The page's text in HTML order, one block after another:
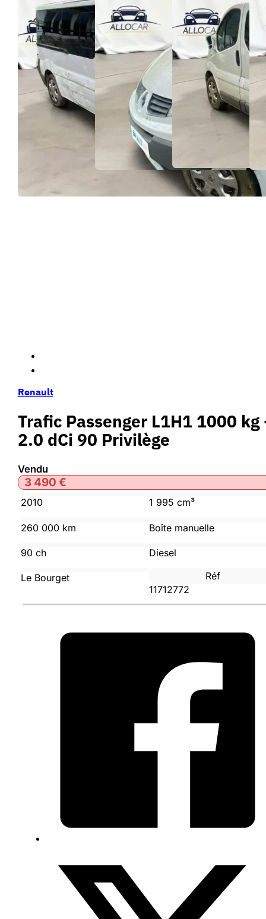
Renault
Trafic Passenger L1H1 1000 kg
2.0 dCi 90 Privilège
Vendu
3 490€
2010 1 995 cm³
260 000 km Boîte manuelle
90 ch Diesel
Le Bourget
Réf
11712772